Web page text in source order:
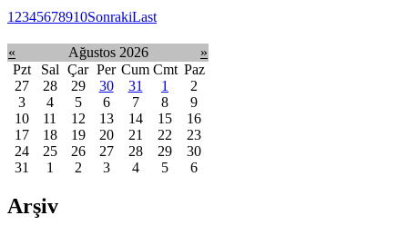
1 2345678910SonrakiLast
« Ağustos 2026
»
Pzt
Sal Çar Per Cum Cmt Paz
27
28 29 30 31 1
2
3
4 5 6 7 8
9
10
11 12 13 14 15
16
17
18 19 20 21 22
23
24
25 26 27 28 29
30
31
1 2 3 4 5 6
Arşiv